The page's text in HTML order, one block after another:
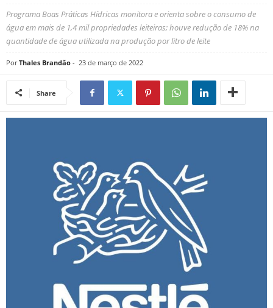
Programa Boas Práticas Hídricas monitora e orienta sobre o consumo de
água em mais de 1,4 mil propriedades leiteiras; houve redução de 18% na
quantidade de água utilizada na produção por litro de leite
Por Thales Brandão - 23 de março de 2022
Share